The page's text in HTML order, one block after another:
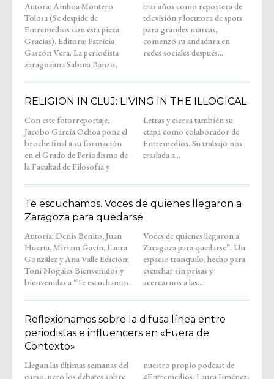
Autora: Ainhoa Montero
Tolosa (Se despide de
Entremedios con esta pieza.
Gracias). Editora: Patricia
Gascón Vera. La periodista
zaragozana Sabina Banzo,
tras años como reportera de
televisión y locutora de spots
para grandes marcas,
comenzó su andadura en
redes sociales después...
RELIGION IN CLUJ: LIVING IN THE ILLOGICAL
Con este fotorreportaje,
Jacobo García Ochoa pone el
broche final a su formación
en el Grado de Periodismo de
la Facultad de Filosofía y
Letras y cierra también su
etapa como colaborador de
Entremedios. Su trabajo nos
traslada a...
Te escuchamos. Voces de quienes llegaron a
Zaragoza para quedarse
Autoría: Denis Benito, Juan
Huerta, Miriam Gavín, Laura
González y Ana Valle Edición:
Toñi Nogales Bienvenidos y
bienvenidas a “Te escuchamos.
Voces de quienes llegaron a
Zaragoza para quedarse”. Un
espacio tranquilo, hecho para
escuchar sin prisas y
acercarnos a las...
Reflexionamos sobre la difusa línea entre
periodistas e influencers en «Fuera de
Contexto»
Llegan las últimas semanas del
curso, pero los debates sobre
nuestro propio podcast de
#Entremedios. Laura Jiménez,